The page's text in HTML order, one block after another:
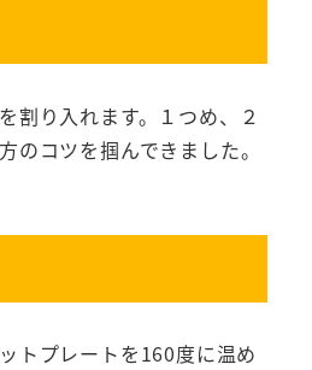
割り入れます。１つめ、２
コツを掴んできました。
トプレートを160度に温め